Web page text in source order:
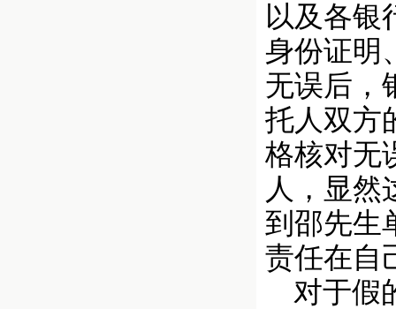
以及各银
身份证明
无误后，
托人双方
格核对无
人，显然
到邵先生
责任在自
对于假